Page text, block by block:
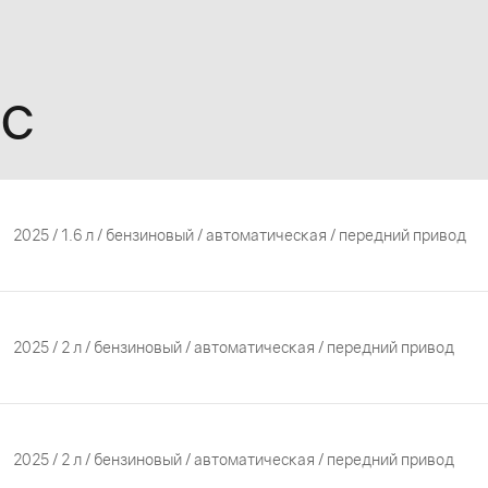
2025 / 1.6 л / бензиновый / автоматическая / передний привод
2025 / 2 л / бензиновый / автоматическая / передний привод
2025 / 2 л / бензиновый / автоматическая / передний привод